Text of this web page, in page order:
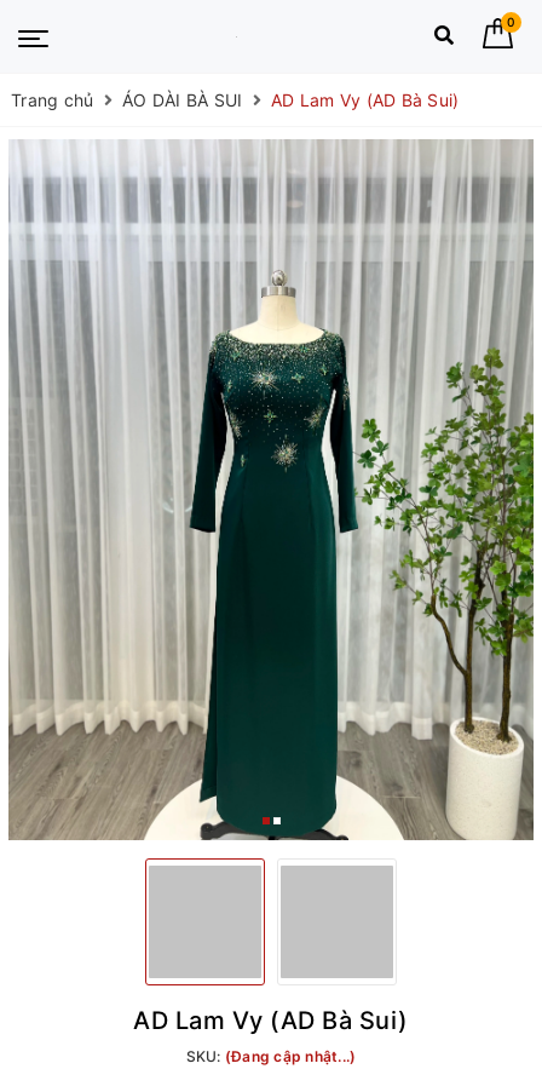
0
Trang chủ ÁO DÀI BÀ SUI AD Lam Vy (AD Bà Sui)
AD Lam Vy (AD Bà Sui)
SKU: (Đang cập nhật...)